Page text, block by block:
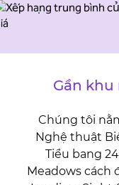
Gần khu
Chúng tôi
Nghệ thuật
Tiểu bang
Meadows cách